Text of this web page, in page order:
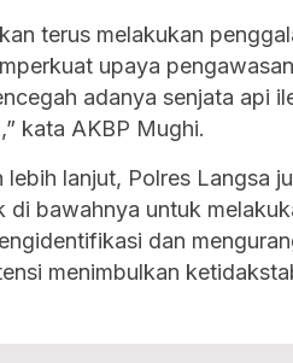
terus melakukan
upaya
adanya senjata api
kata AKBP Mughi.
lanjut, Polres Langsa
di bawahnya untuk
dan
menimbulkan